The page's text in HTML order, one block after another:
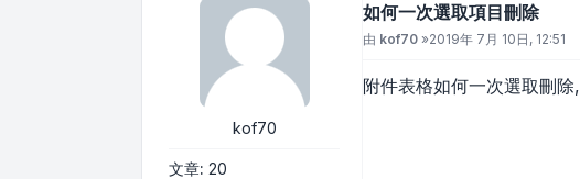
kof70
文章: 20
如何一次選取項目刪除
文章
由 kof70 »2019年 7月 10日, 12:51
附件表格如何一次選取刪